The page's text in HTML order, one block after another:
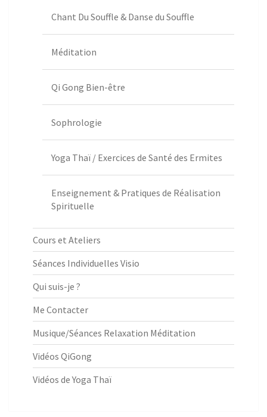
Chant Du Souffle & Danse du Souffle
Méditation
Qi Gong Bien-être
Sophrologie
Yoga Thaï / Exercices de Santé des Ermites
Enseignement & Pratiques de Réalisation
Spirituelle
Cours et Ateliers
Séances Individuelles Visio
Qui suis-je ?
Me Contacter
Musique/Séances Relaxation Méditation
Vidéos QiGong
Vidéos de Yoga Thaï